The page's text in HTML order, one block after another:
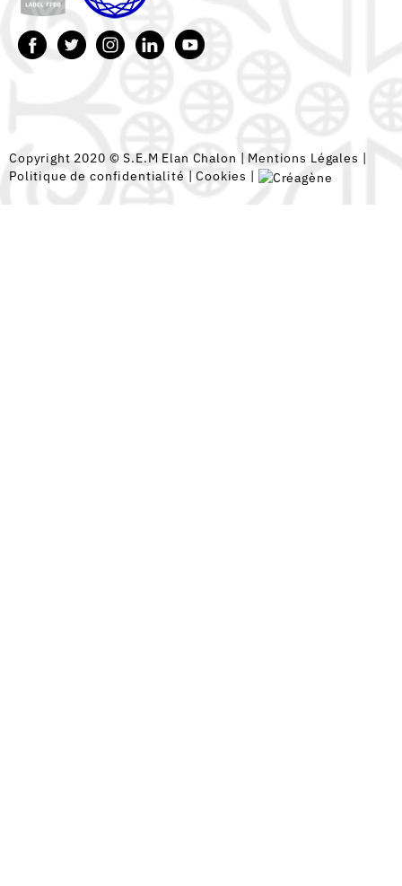
Copyright 2020 © S.E.M Elan Chalon | Mentions Légales |
Politique de confidentialité |Cookies |